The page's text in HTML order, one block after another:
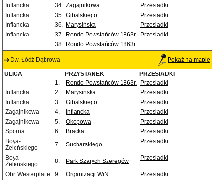
Inflancka
34. Zagajnikowa
Przesiadki
Inflancka
35. Gibalskiego
Przesiadki
Inflancka
36. Marysińska
Przesiadki
Inflancka
37. Rondo Powstańców 1863r.
Przesiadki
38. Rondo Powstańców 1863r.
Dw. Łódź Dąbrowa Pokaż na mapie
ULICA PRZYSTANEK
PRZESIADKI
1.
Rondo Powstańców 1863r.
Przesiadki
Inflancka
2. Marysińska
Przesiadki
Inflancka
3. Gibalskiego
Przesiadki
Zagajnikowa
4. Inflancka
Przesiadki
Zagajnikowa
5. Okopowa
Przesiadki
Sporna
6. Bracka
Przesiadki
Boya-
Żeleńskiego
7. Sucharskiego Przesiadki
Boya-
Żeleńskiego
8. Park Szarych Szeregów Przesiadki
Obr. Westerplatte 9. Organizacji WiN
Przesiadki